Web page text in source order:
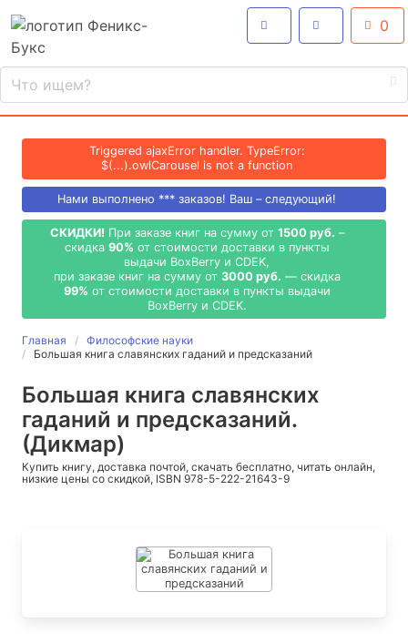
0
Triggered ajaxError handler. TypeError:
$(...).owlCarousel is not a function
Нами выполнено *** заказов! Ваш – следующий!
СКИДКИ! При заказе книг на сумму от 1500 руб. –
скидка 90% от стоимости доставки в пункты
выдачи BoxBerry и CDEK,
при заказе книг на сумму от 3000 руб. — скидка
99% от стоимости доставки в пункты выдачи
BoxBerry и CDEK.
Главная
Философские науки
Большая книга славянских гаданий и предсказаний
Большая книга славянских
гаданий и предсказаний.
(Дикмар)
Купить книгу, доставка почтой, скачать бесплатно, читать онлайн,
низкие цены со скидкой, ISBN 978-5-222-21643-9